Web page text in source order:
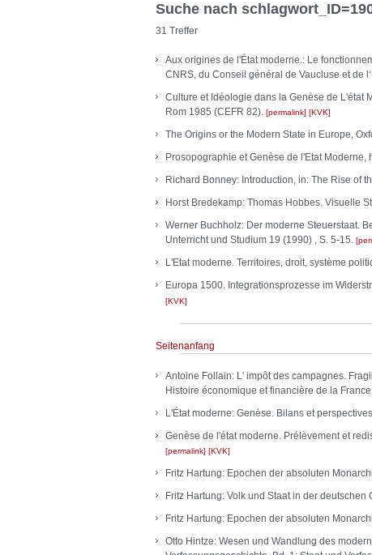
Suche nach
31 Treffer
Aux origines de l'État moderne.: Le
CNRS, du Conseil général de Vaucluse et de
Culture et Idéologie dans la Genèse de L'état
Rom 1985 (CEFR 82). permalink KVK
The Origins or the Modern State in Europe,
Prosopographie et Genèse de l'Etat Moderne,
Richard Bonney: Introduction, in: The Rise of
Horst Bredekamp: Thomas Hobbes. Visuelle
Werner Buchholz: Der moderne Steuerstaat.
Unterricht und Studium 19 (1990) , S. 5-15.
L'Etat moderne. Territoires, droit, système
Europa 1500. Integrationsprozesse im
KVK
Seitenanfang
Antoine Follain: L' impôt des campagnes.
Histoire économique et financière de la
L'État moderne: Genèse. Bilans et
Genèse de l'état moderne. Prélèvement et
permalink KVK
Fritz Hartung: Epochen der absoluten
Fritz Hartung: Volk und Staat in der deutschen
Fritz Hartung: Epochen der absoluten
Otto Hintze: Wesen und Wandlung des